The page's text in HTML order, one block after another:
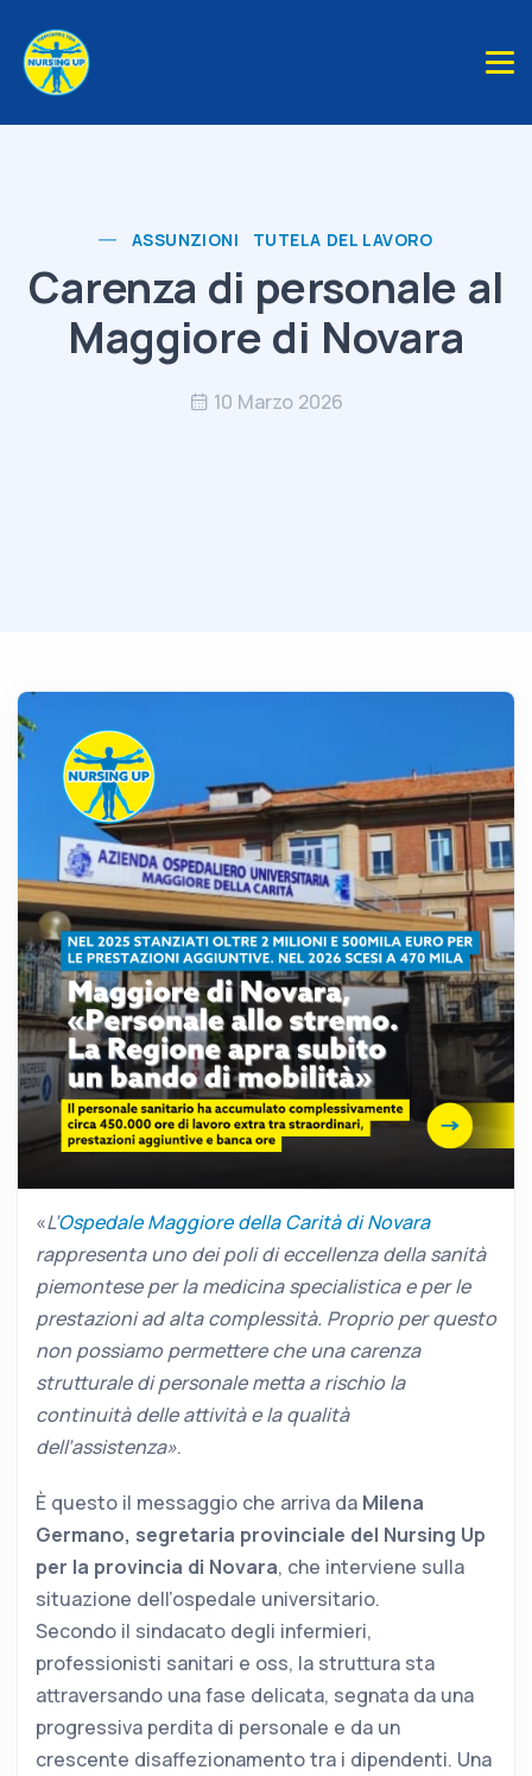
ASSUNZIONI TUTELA DEL LAVORO
Carenza di personale al
Maggiore di Novara
10 Marzo 2026
«L’Ospedale Maggiore della Carità di Novara
rappresenta uno dei poli di eccellenza della sanità
piemontese per la medicina specialistica e per le
prestazioni ad alta complessità. Proprio per questo
non possiamo permettere che una carenza
strutturale di personale metta a rischio la
continuità delle attività e la qualità
dell’assistenza».
È questo il messaggio che arriva da Milena
Germano, segretaria provinciale del Nursing Up
per la provincia di Novara, che interviene sulla
situazione dell’ospedale universitario.
Secondo il sindacato degli infermieri,
professionisti sanitari e oss, la struttura sta
attraversando una fase delicata, segnata da una
progressiva perdita di personale e da un
crescente disaffezionamento tra i dipendenti. Una